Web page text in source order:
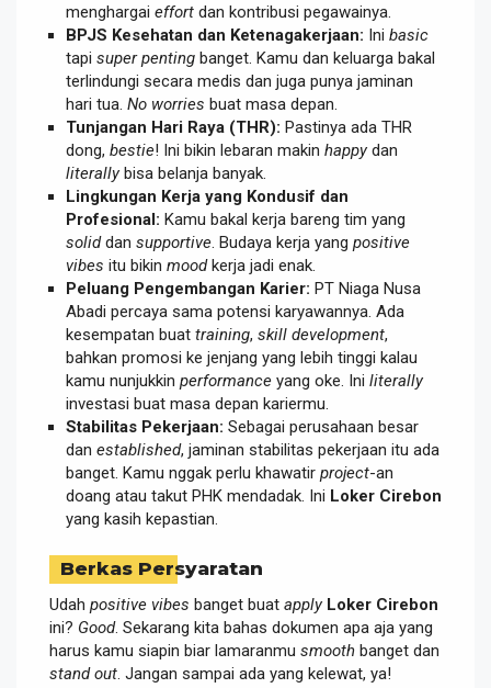
menghargai effort dan kontribusi pegawainya.
BPJS Kesehatan dan Ketenagakerjaan: Ini basic
tapi super penting banget. Kamu dan keluarga bakal
terlindungi secara medis dan juga punya jaminan
hari tua. No worries buat masa depan.
Tunjangan Hari Raya (THR): Pastinya ada THR
dong, bestie! Ini bikin lebaran makin happydan
literallybisa belanja banyak.
Lingkungan Kerja yang Kondusif dan
Profesional: Kamu bakal kerja bareng tim yang
soliddan supportive . Budaya kerja yang positive
vibes itu bikin moodkerja jadi enak.
Peluang Pengembangan Karier: PT Niaga Nusa
Abadi percaya sama potensi karyawannya. Ada
kesempatan buat training, skill development,
bahkan promosi ke jenjang yang lebih tinggi kalau
kamu nunjukkin performance yang oke. Ini literally
investasi buat masa depan kariermu.
Stabilitas Pekerjaan: Sebagai perusahaan besar
dan established, jaminan stabilitas pekerjaan itu ada
banget. Kamu nggak perlu khawatir project-an
doang atau takut PHK mendadak. Ini Loker Cirebon
yang kasih kepastian.
Berkas Persyaratan
Udah positive vibes banget buat apply Loker Cirebon
ini? Good. Sekarang kita bahas dokumen apa aja yang
harus kamu siapin biar lamaranmu smooth banget dan
stand out. Jangan sampai ada yang kelewat, ya!